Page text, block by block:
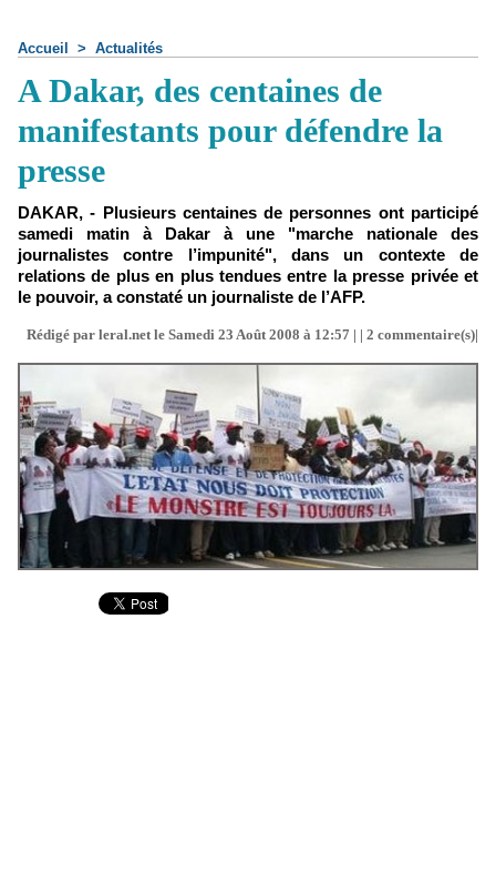
Accueil > Actualités
A Dakar, des centaines de
manifestants pour défendre la
presse
DAKAR, - Plusieurs centaines de personnes ont participé
samedi matin à Dakar à une "marche nationale des
journalistes contre l’impunité", dans un contexte de
relations de plus en plus tendues entre la presse privée et
le pouvoir, a constaté un journaliste de l’AFP.
Rédigé par leral.net le Samedi 23 Août 2008 à 12:57 | | 2 commentaire(s)|